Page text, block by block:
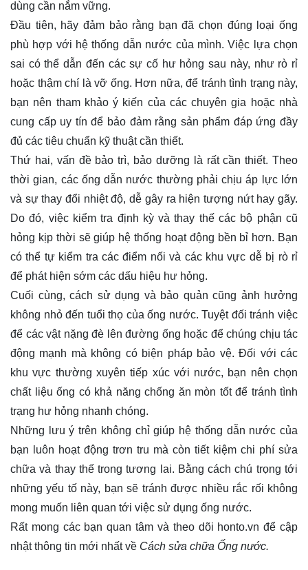
dùng cần nắm vững.
Đầu tiên, hãy đảm bảo rằng bạn đã chọn đúng loại ống
phù hợp với hệ thống dẫn nước của mình. Việc lựa chọn
sai có thể dẫn đến các sự cố hư hỏng sau này, như rò rỉ
hoặc thậm chí là vỡ ống. Hơn nữa, để tránh tình trạng này,
bạn nên tham khảo ý kiến của các chuyên gia hoặc nhà
cung cấp uy tín để bảo đảm rằng sản phẩm đáp ứng đầy
đủ các tiêu chuẩn kỹ thuật cần thiết.
Thứ hai, vấn đề bảo trì, bảo dưỡng là rất cần thiết. Theo
thời gian, các ống dẫn nước thường phải chịu áp lực lớn
và sự thay đổi nhiệt độ, dễ gây ra hiện tượng nứt hay gãy.
Do đó, việc kiểm tra định kỳ và thay thế các bộ phận cũ
hỏng kịp thời sẽ giúp hệ thống hoạt động bền bỉ hơn. Bạn
có thể tự kiểm tra các điểm nối và các khu vực dễ bị rò rỉ
để phát hiện sớm các dấu hiệu hư hỏng.
Cuối cùng, cách sử dụng và bảo quản cũng ảnh hưởng
không nhỏ đến tuổi thọ của ống nước. Tuyệt đối tránh việc
để các vật nặng đè lên đường ống hoặc để chúng chịu tác
động mạnh mà không có biện pháp bảo vệ. Đối với các
khu vực thường xuyên tiếp xúc với nước, bạn nên chọn
chất liệu ống có khả năng chống ăn mòn tốt để tránh tình
trạng hư hỏng nhanh chóng.
Những lưu ý trên không chỉ giúp hệ thống dẫn nước của
bạn luôn hoạt động trơn tru mà còn tiết kiệm chi phí sửa
chữa và thay thế trong tương lai. Bằng cách chú trọng tới
những yếu tố này, bạn sẽ tránh được nhiều rắc rối không
mong muốn liên quan tới việc sử dụng ống nước.
Rất mong các bạn quan tâm và theo dõi honto.vn để cập
nhật thông tin mới nhất về Cách sửa chữa Ống nước.